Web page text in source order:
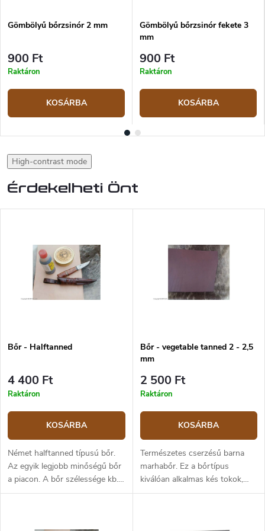
Gömbölyű bőrzsinór 2 mm
900 Ft
Raktáron
KOSÁRBA
Gömbölyű bőrzsinór fekete 3
mm
900 Ft
Raktáron
KOSÁRBA
High-contrast mode
Érdekelheti Önt
Bőr - Halftanned
4 400 Ft
Raktáron
KOSÁRBA
Német halftanned típusú bőr.
Az egyik legjobb minőségű bőr
a piacon. A bőr szélessége kb.
20 cm, vastagsága kb. 2,5 mm.
Bőr - vegetable tanned 2 - 2,5
mm
2 500 Ft
Raktáron
KOSÁRBA
Természetes cserzésű barna
marhabőr. Ez a bőrtípus
kiválóan alkalmas kés tokok,
pénztárcák, övek, táskák és